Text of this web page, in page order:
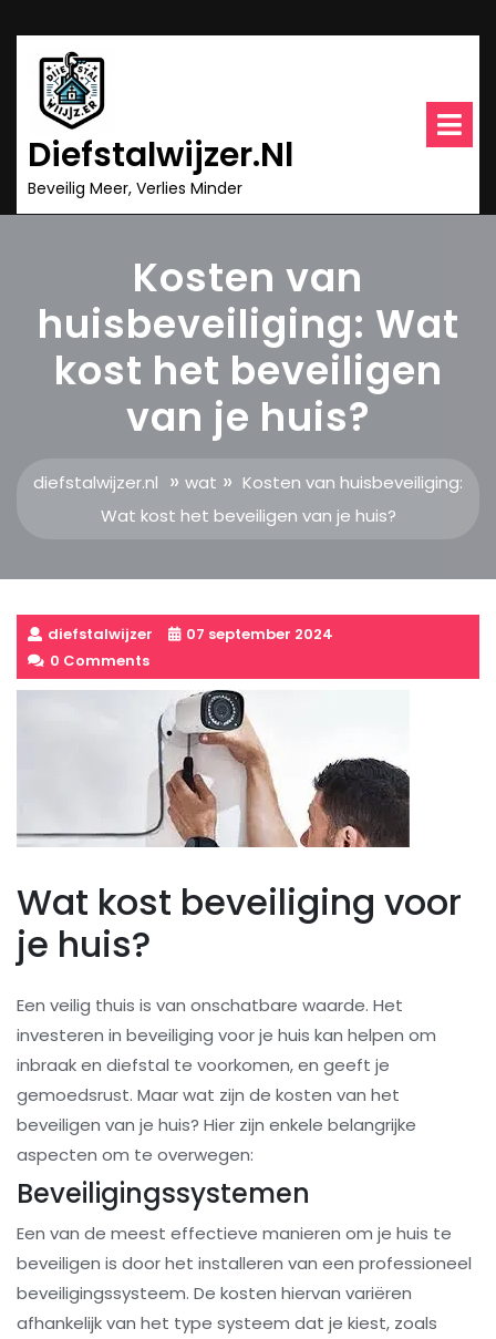
naar
inhoud
Diefstalwijzer.nl
Beveilig Meer, Verlies Minder
Kosten van
huisbeveiliging: Wat
kost het beveiligen
van je huis?
diefstalwijzer.nl » wat » Kosten van huisbeveiliging:
Wat kost het beveiligen van je huis?
diefstalwijzer
07 september 2024
0 Comments
Wat kost beveiliging voor
je huis?
Een veilig thuis is van onschatbare waarde. Het
investeren in beveiliging voor je huis kan helpen om
inbraak en diefstal te voorkomen, en geeft je
gemoedsrust. Maar wat zijn de kosten van het
beveiligen van je huis? Hier zijn enkele belangrijke
aspecten om te overwegen:
Beveiligingssystemen
Een van de meest effectieve manieren om je huis te
beveiligen is door het installeren van een professioneel
beveiligingssysteem. De kosten hiervan variëren
afhankelijk van het type systeem dat je kiest, zoals